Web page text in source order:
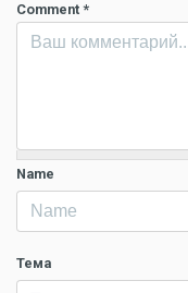
Comment *
Name
Тема